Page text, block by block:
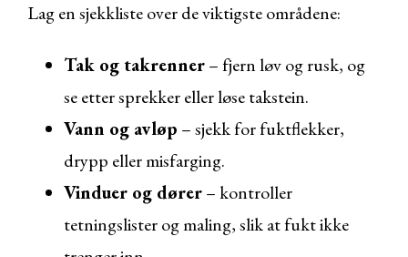
Lag en sjekkliste over de viktigste områdene:
Tak og takrenner– fjern løv og rusk, og
se etter sprekker eller løse takstein.
Vann og avløp – sjekk for fuktflekker,
drypp eller misfarging.
Vinduer og dører– kontroller
tetningslister og maling, slik at fukt ikke